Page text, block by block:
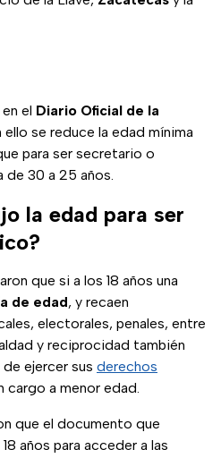
el Diario Oficial de la
ello se reduce la edad mínima
para ser secretario o
de 30 a 25 años.
la edad para ser
que si a los 18 años una
de edad, y recaen
electorales, penales, entre
y reciprocidad también
ejercer sus derechos
a menor edad.
que el documento que
años para acceder a las